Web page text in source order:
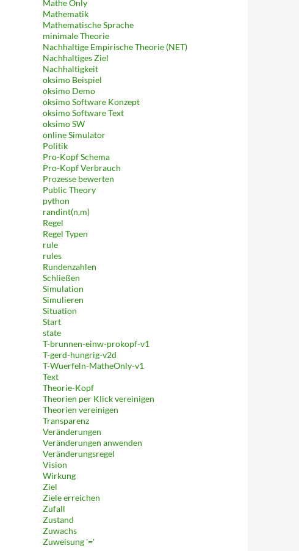
Mathe Only
Mathematik
Mathematische Sprache
minimale Theorie
Nachhaltige Empirische Theorie (NET)
Nachhaltiges Ziel
Nachhaltigkeit
oksimo Beispiel
oksimo Demo
oksimo Software Konzept
oksimo Software Text
oksimo SW
online Simulator
Politik
Pro-Kopf Schema
Pro-Kopf Verbrauch
Prozesse bewerten
Public Theory
python
randint(n,m)
Regel
Regel Typen
rule
rules
Rundenzahlen
Schließen
Simulation
Simulieren
Situation
Start
state
T-brunnen-einw-prokopf-v1
T-gerd-hungrig-v2d
T-Wuerfeln-MatheOnly-v1
Text
Theorie-Kopf
Theorien per Klick vereinigen
Theorien vereinigen
Transparenz
Veränderungen
Veränderungen anwenden
Veränderungsregel
Vision
Wirkung
Ziel
Ziele erreichen
Zufall
Zustand
Zuwachs
Zuweisung '='